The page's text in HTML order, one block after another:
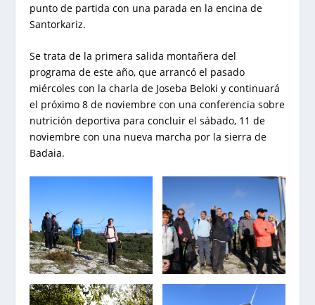
punto de partida con una parada en la encina de
Santorkariz.
Se trata de la primera salida montañera del
programa de este año, que arrancó el pasado
miércoles con la charla de Joseba Beloki y continuará
el próximo 8 de noviembre con una conferencia sobre
nutrición deportiva para concluir el sábado, 11 de
noviembre con una nueva marcha por la sierra de
Badaia.